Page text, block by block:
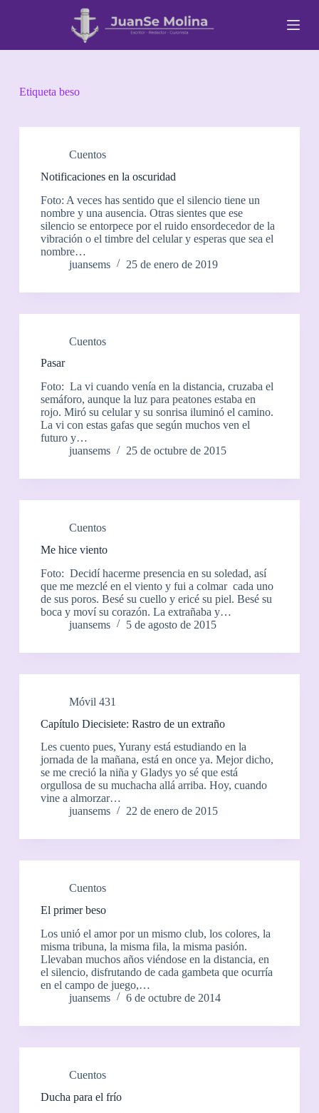
t
o
Etiqueta beso
Cuentos
Notificaciones en la oscuridad
Foto: A veces has sentido que el silencio tiene un
nombre y una ausencia. Otras sientes que ese
silencio se entorpece por el ruido ensordecedor de la
vibración o el timbre del celular y esperas que sea el
nombre…
juansems
25 de enero de 2019
Cuentos
Pasar
Foto: La vi cuando venía en la distancia, cruzaba el
semáforo, aunque la luz para peatones estaba en
rojo. Miró su celular y su sonrisa iluminó el camino.
La vi con estas gafas que según muchos ven el
futuro y…
juansems
25 de octubre de 2015
Cuentos
Me hice viento
Foto: Decidí hacerme presencia en su soledad, así
que me mezclé en el viento y fui a colmar cada uno
de sus poros. Besé su cuello y ericé su piel. Besé su
boca y moví su corazón. La extrañaba y…
juansems
5 de agosto de 2015
Móvil 431
Capítulo Diecisiete: Rastro de un extraño
Les cuento pues, Yurany está estudiando en la
jornada de la mañana, está en once ya. Mejor dicho,
se me creció la niña y Gladys yo sé que está
orgullosa de su muchacha allá arriba. Hoy, cuando
vine a almorzar…
juansems
22 de enero de 2015
Cuentos
El primer beso
Los unió el amor por un mismo club, los colores, la
misma tribuna, la misma fila, la misma pasión.
Llevaban muchos años viéndose en la distancia, en
el silencio, disfrutando de cada gambeta que ocurría
en el campo de juego,…
juansems
6 de octubre de 2014
Cuentos
Ducha para el frío